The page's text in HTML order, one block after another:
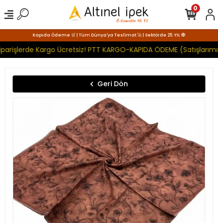
Kapıda Ödeme 🛒 | Tüm Dünya'ya Teslimat 🚀 | Sektörde 25. YIL 🧿
Kargo Ücretsiz! PTT KARGO-KAPIDA ÖDEME
0
Geri Dön